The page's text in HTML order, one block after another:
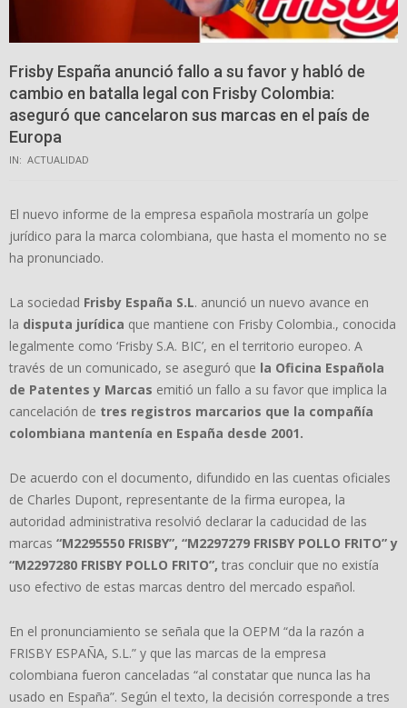
Frisby España anunció fallo a su favor y habló de
cambio en batalla legal con Frisby Colombia:
aseguró que cancelaron sus marcas en el país de
Europa
IN: ACTUALIDAD
El nuevo informe de la empresa española mostraría un golpe
jurídico para la marca colombiana, que hasta el momento no se
ha pronunciado.
La sociedad Frisby España S.L. anunció un nuevo avance en
la disputa jurídica que mantiene con Frisby Colombia., conocida
legalmente como ‘Frisby S.A. BIC’, en el territorio europeo. A
través de un comunicado, se aseguró que la Oficina Española
de Patentes y Marcas emitió un fallo a su favor que implica la
cancelación de tres registros marcarios que la compañía
colombiana mantenía en España desde 2001.
De acuerdo con el documento, difundido en las cuentas oficiales
de Charles Dupont, representante de la firma europea, la
autoridad administrativa resolvió declarar la caducidad de las
marcas “M2295550 FRISBY”, “M2297279 FRISBY POLLO FRITO” y
“M2297280 FRISBY POLLO FRITO”, tras concluir que no existía
uso efectivo de estas marcas dentro del mercado español.
En el pronunciamiento se señala que la OEPM “da la razón a
FRISBY ESPAÑA, S.L.” y que las marcas de la empresa
colombiana fueron canceladas “al constatar que nunca las ha
usado en España”. Según el texto, la decisión corresponde a tres